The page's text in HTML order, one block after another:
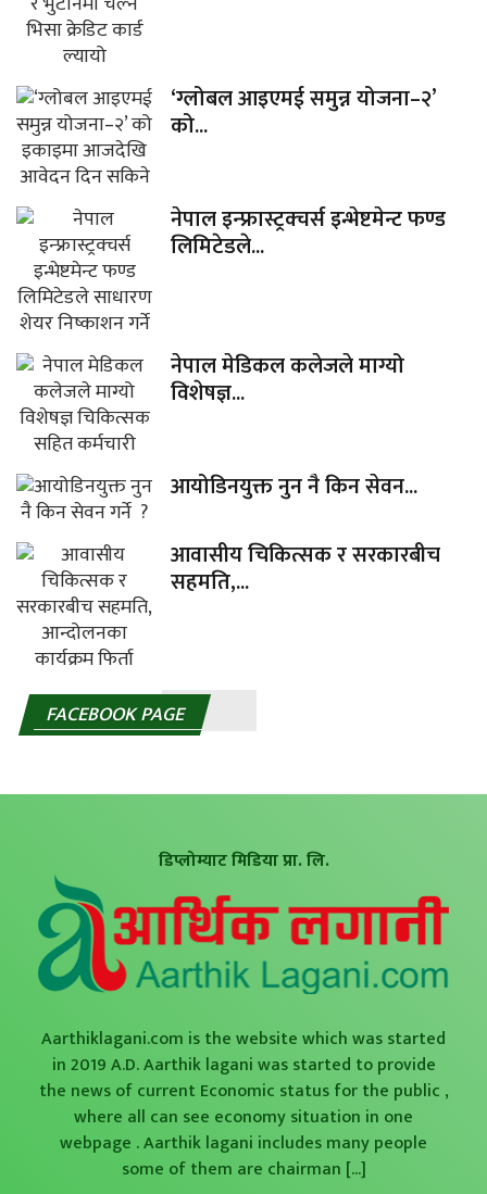
‘ग्लोबल आइएमई समुन्न योजना–२’
को...
नेपाल इन्फ्रास्ट्रक्चर्स इन्भेष्टमेन्ट फण्ड
लिमिटेडले...
नेपाल मेडिकल कलेजले माग्यो
विशेषज्ञ...
आयोडिनयुक्त नुन नै किन सेवन...
आवासीय चिकित्सक र सरकारबीच
सहमति,...
FACEBOOK PAGE
डिप्लोम्याट मिडिया प्रा. लि.
Aarthiklagani.com is the website which was started
in 2019 A.D. Aarthik lagani was started to provide
the news of current Economic status for the public ,
where all can see economy situation in one
webpage . Aarthik lagani includes many people
some of them are chairman [...]